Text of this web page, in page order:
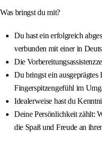
Was bringst du mit?
Du hast ein erfolgreich
verbunden mit einer in
Die
Du bringst ein
Fingerspitzengefühl im
Idealerweise hast du
Deine Persönlichkeit zählt:
die Spaß und Freude an